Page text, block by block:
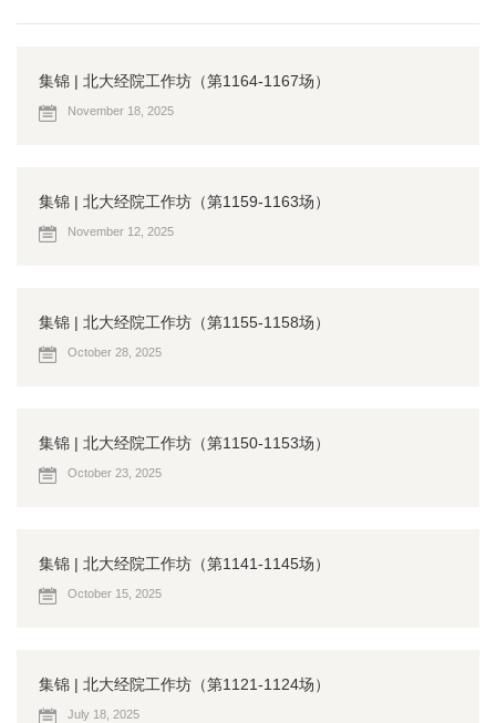
集锦 | 北大经院工作坊（第1164-1167场）
November 18, 2025
集锦 | 北大经院工作坊（第1159-1163场）
November 12, 2025
集锦 | 北大经院工作坊（第1155-1158场）
October 28, 2025
集锦 | 北大经院工作坊（第1150-1153场）
October 23, 2025
集锦 | 北大经院工作坊（第1141-1145场）
October 15, 2025
集锦 | 北大经院工作坊（第1121-1124场）
July 18, 2025